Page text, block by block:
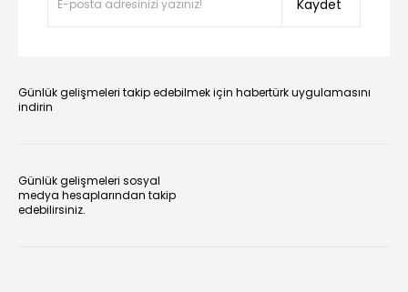
Kaydet
Günlük gelişmeleri takip edebilmek için habertürk uygulamasını
indirin
Günlük gelişmeleri sosyal
medya hesaplarından takip
edebilirsiniz.